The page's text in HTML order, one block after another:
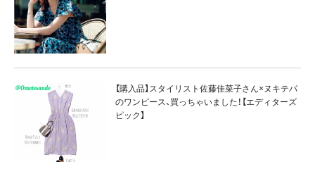
【購入品】スタイリスト佐藤佳菜子さん×ヌキテパ
のワンピース、買っちゃいました！【エディターズ
ピック】